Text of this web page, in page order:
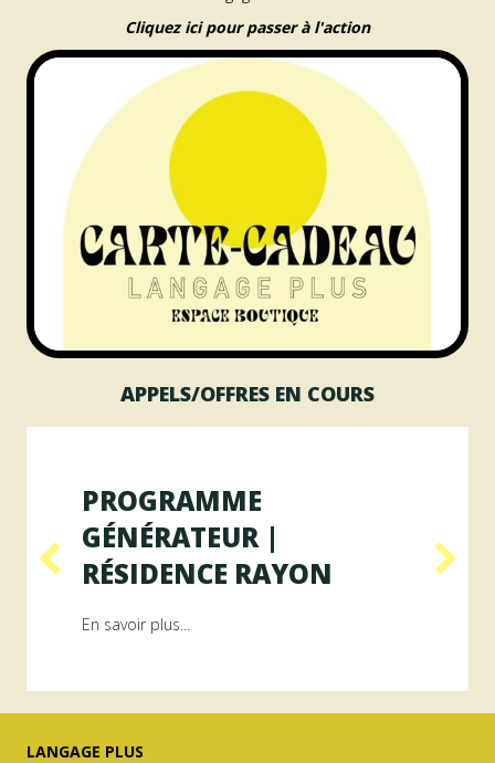
Cliquez ici pour passer à l'action
APPELS/OFFRES EN COURS
ArAMiS
PROGRAMME
GÉNÉRATEUR |
RÉSIDENCE RAYON
En savoir plus...
LANGAGE PLUS